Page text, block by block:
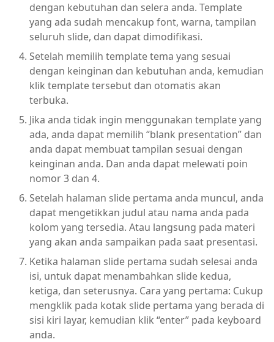
dengan kebutuhan dan selera anda. Template
yang ada sudah mencakup font, warna, tampilan
seluruh slide, dan dapat dimodifikasi.
Setelah memilih template tema yang sesuai
dengan keinginan dan kebutuhan anda, kemudian
klik template tersebut dan otomatis akan
terbuka.
Jika anda tidak ingin menggunakan template yang
ada, anda dapat memilih “blank presentation” dan
anda dapat membuat tampilan sesuai dengan
keinginan anda. Dan anda dapat melewati poin
nomor 3 dan 4.
Setelah halaman slide pertama anda muncul, anda
dapat mengetikkan judul atau nama anda pada
kolom yang tersedia. Atau langsung pada materi
yang akan anda sampaikan pada saat presentasi.
Ketika halaman slide pertama sudah selesai anda
isi, untuk dapat menambahkan slide kedua,
ketiga, dan seterusnya. Cara yang pertama: Cukup
mengklik pada kotak slide pertama yang berada di
sisi kiri layar, kemudian klik “enter” pada keyboard
anda.